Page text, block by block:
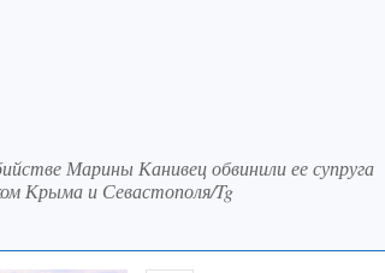
Марины Канивец обвинили ее супруга
Крыма и Севастополя/Tg